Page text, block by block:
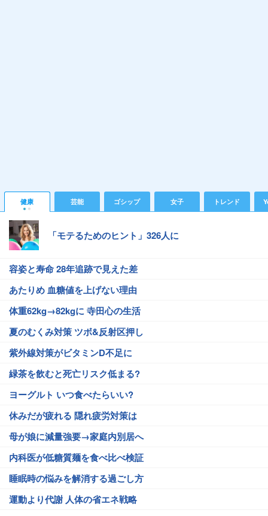
健康 芸能 ゴシップ 女子 トレンド
「モテるためのヒント」326人に
容姿と寿命 28年追跡で見えた差
あたりめ 血糖値を上げない理由
体重62kg→82kgに 寺田心の生活
夏のむくみ対策 ツボ&反射区押し
紫外線対策がビタミンD不足に
緑茶を飲むと死亡リスク低まる?
ヨーグルト いつ食べたらいい?
休みだが疲れる 隠れ疲労対策は
母が娘に減量強要→家庭内別居へ
内科医が低糖質麺を食べ比べ検証
睡眠時の悩みを解消する過ごし方
運動より代謝 人体の省エネ戦略